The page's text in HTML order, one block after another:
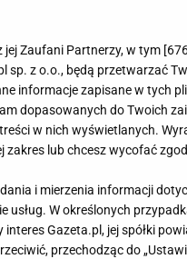
jej Zaufani Partnerzy, w tym [
sp. z o.o., będą przetwarzać
informacje zapisane w tych
dopasowanych do Twoich
w nich wyświetlanych.
lub chcesz wycofać
i mierzenia informacji
usług. W określonych
Gazeta.pl, jej spółki
przechodząc do